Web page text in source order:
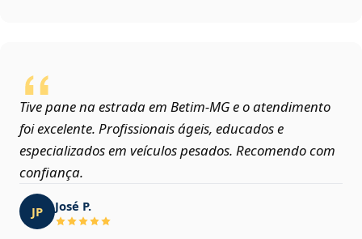
Tive pane na estrada em Betim‑MG e o atendimento
foi excelente. Profissionais ágeis, educados e
especializados em veículos pesados. Recomendo com
confiança.
JP José P.